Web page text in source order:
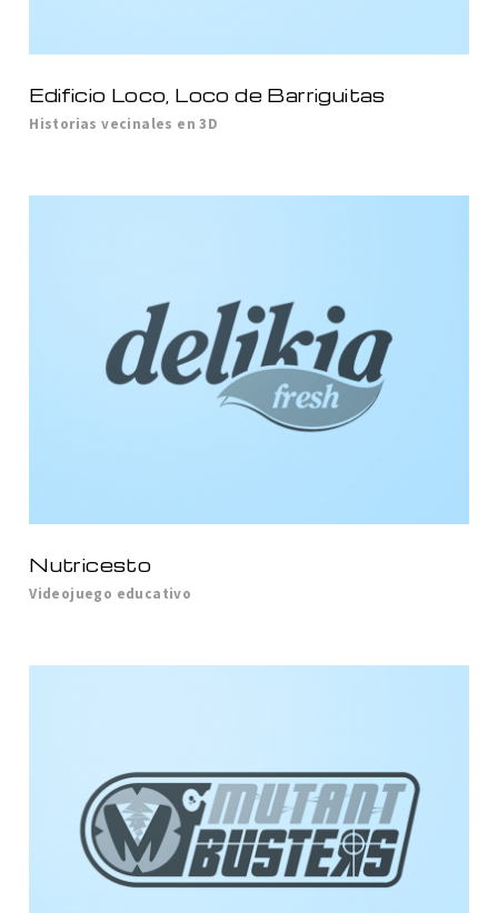
Edificio Loco, Loco de Barriguitas
Historias vecinales en 3D
Nutricesto
Videojuego educativo